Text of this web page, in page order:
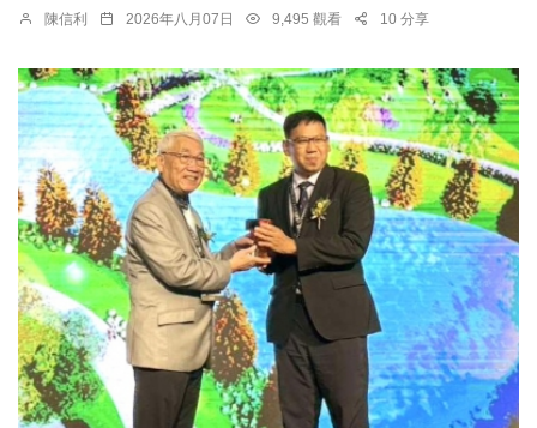
陳信利 2026年八月07日 9,495 觀看 10 分享